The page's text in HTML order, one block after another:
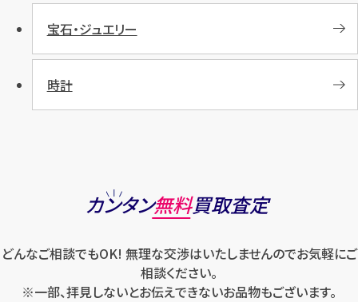
宝石・ジュエリー
時計
カンタン無料買取査定
どんなご相談でもOK! 無理な交渉はいたしませんのでお気軽にご
相談ください。
※一部、拝見しないとお伝えできないお品物もございます。